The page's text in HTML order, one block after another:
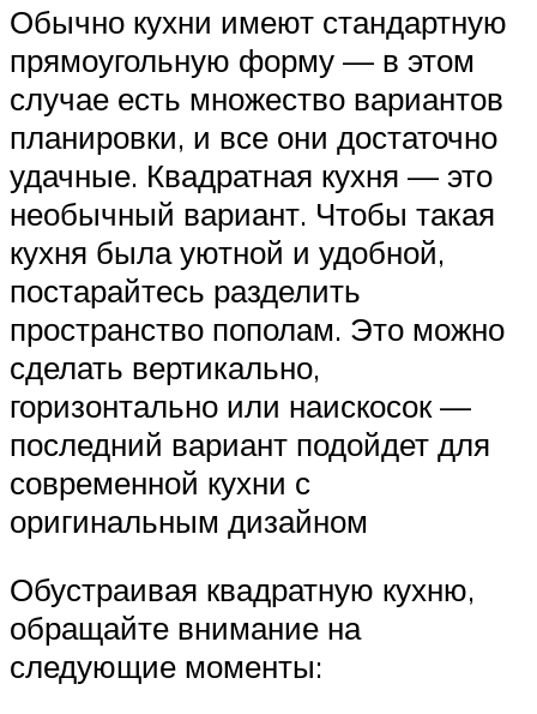
Обычно кухни имеют стандартную
прямоугольную форму — в этом
случае есть множество вариантов
планировки, и все они достаточно
удачные. Квадратная кухня — это
необычный вариант. Чтобы такая
кухня была уютной и удобной,
постарайтесь разделить
пространство пополам. Это можно
сделать вертикально,
горизонтально или наискосок —
последний вариант подойдет для
современной кухни с
оригинальным дизайном
Обустраивая квадратную кухню,
обращайте внимание на
следующие моменты: